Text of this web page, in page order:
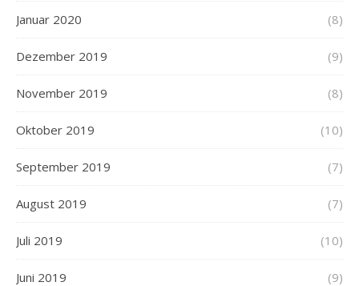
Januar 2020 (8)
Dezember 2019 (9)
November 2019 (8)
Oktober 2019 (10)
September 2019 (7)
August 2019 (7)
Juli 2019 (10)
Juni 2019 (9)